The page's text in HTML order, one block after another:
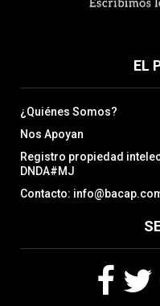
EL
¿Quiénes Somos?
Nos Apoyan
Registro propiedad
DNDA#MJ
Contacto: